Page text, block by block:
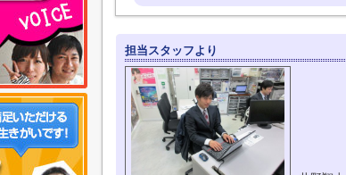
担当スタッフより